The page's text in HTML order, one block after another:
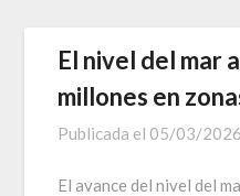
El nivel del mar
millones en
Publicada el 05/03/2026
El avance del nivel del